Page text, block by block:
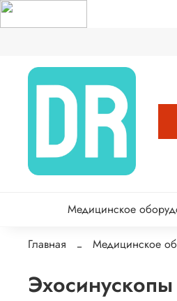
Медицинское
Главная Медицинское
Эхосинускопы